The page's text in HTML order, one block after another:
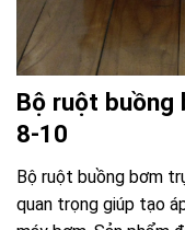
Bộ ruột buồng
8-10
Bộ ruột buồng bơm
quan trọng giúp tạo